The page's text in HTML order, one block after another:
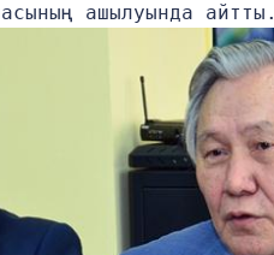
ашылуында айтты.